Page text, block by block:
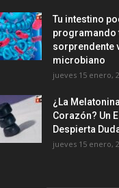
Tu intestino
programando
sorprendente
microbiano
jueves 15 enero,
¿La
Corazón? Un
Despierta
jueves 15 enero,